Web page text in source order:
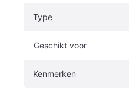
Type
Geschikt voor
Kenmerken